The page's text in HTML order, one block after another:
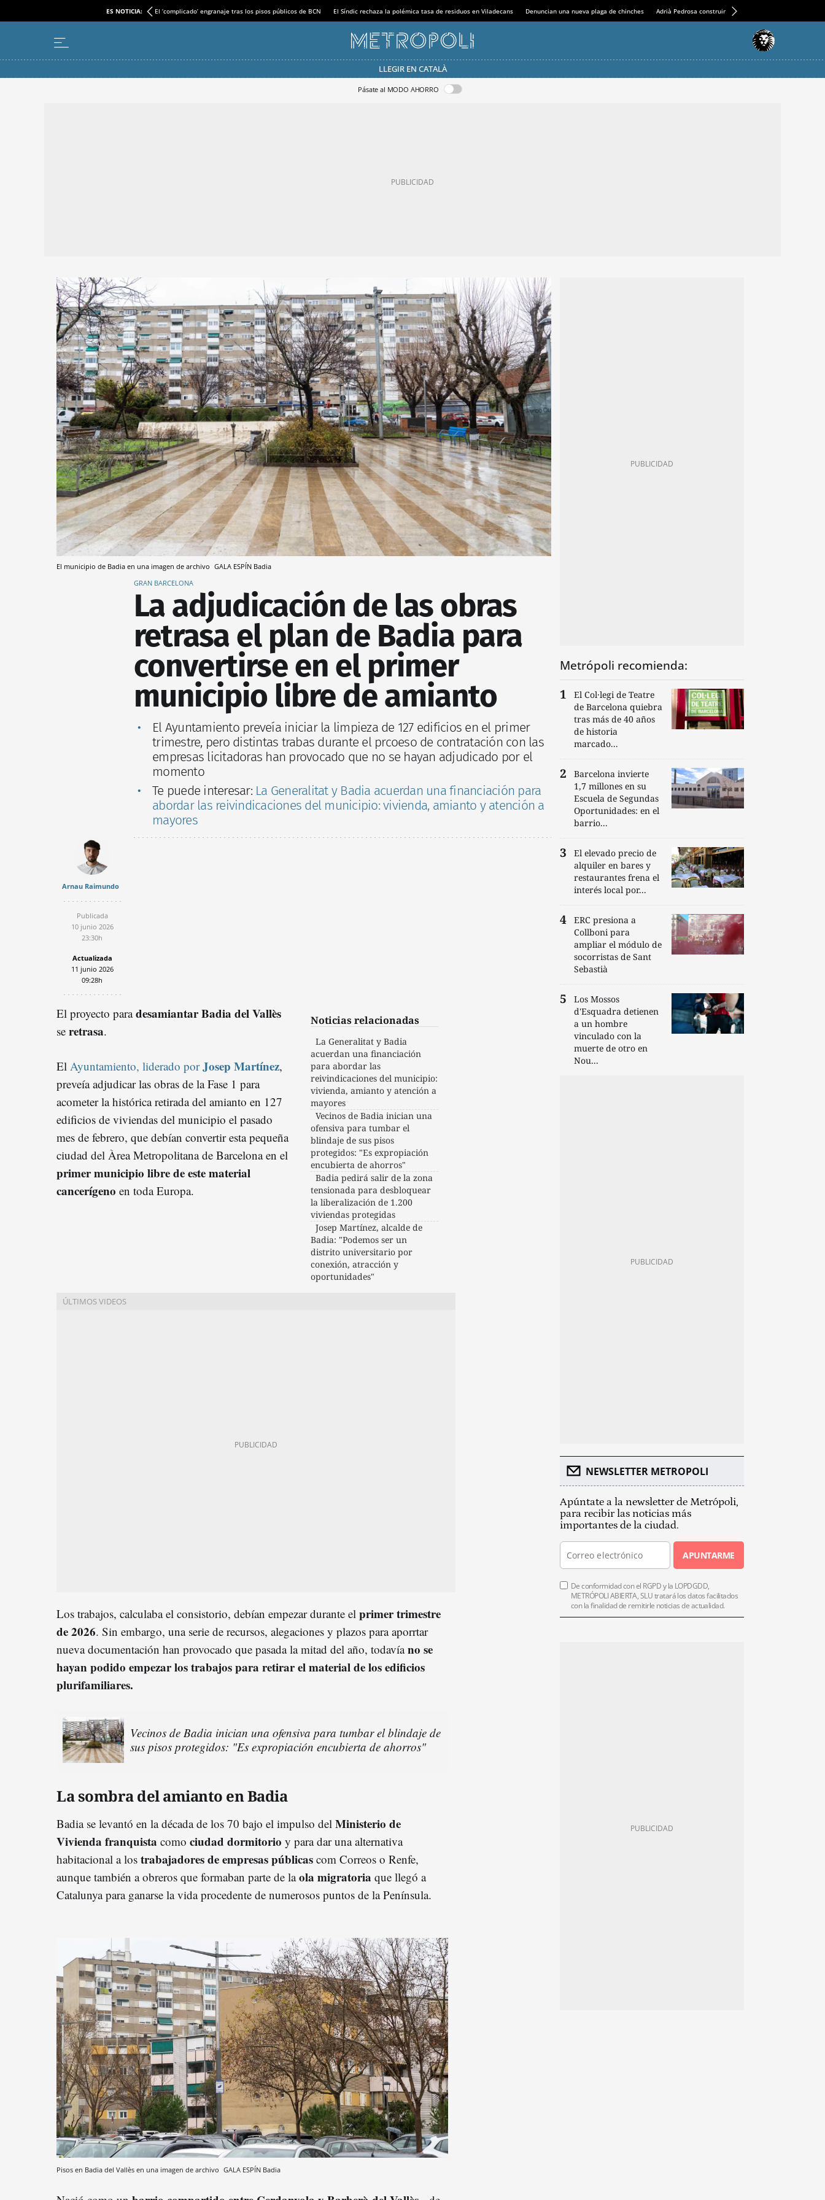
ES NOTICIA: El ‘complicado’ engranaje tras los pisos públicos de BCN El Síndic rechaza la polémica tasa de residuos en Viladecans Denuncian una nueva plaga de chinches Adrià Pedrosa construirá la nueva residencia en el
LLEGIR EN CATALÀ
Pásate al MODO AHORRO
El municipio de Badia en una imagen de archivo GALA ESPÍN Badia
GRAN BARCELONA
La adjudicación de las obras
retrasa el plan de Badia para
convertirse en el primer
municipio libre de amianto
El Ayuntamiento preveía iniciar la limpieza de 127 edificios en el primer
trimestre, pero distintas trabas durante el prcoeso de contratación con las
empresas licitadoras han provocado que no se hayan adjudicado por el
momento
Te puede interesar: La Generalitat y Badia acuerdan una financiación para
abordar las reivindicaciones del municipio: vivienda, amianto y atención a
mayores
Arnau Raimundo
Publicada
10 junio 2026
23:30h
Actualizada
11 junio 2026
09:28h
Noticias relacionadas
La Generalitat y Badia
acuerdan una financiación
para abordar las
reivindicaciones del municipio:
vivienda, amianto y atención a
mayores
Vecinos de Badia inician una
ofensiva para tumbar el
blindaje de sus pisos
protegidos: "Es expropiación
encubierta de ahorros"
Badia pedirá salir de la zona
tensionada para desbloquear
la liberalización de 1.200
viviendas protegidas
Josep Martínez, alcalde de
Badia: "Podemos ser un
distrito universitario por
conexión, atracción y
oportunidades"
El proyecto paradesamiantar Badia del Vallès
se retrasa.
El Ayuntamiento, liderado porJosep Martínez,
preveía adjudicar las obras de la Fase 1 para
acometer la histórica retirada del amianto en 127
edificios de viviendas del municipio el pasado
mes de febrero, que debían convertir esta pequeña
ciudad del Àrea Metropolitana de Barcelona en el
primer municipio libre de este material
cancerígeno en toda Europa.
Los trabajos, calculaba el consistorio, debían empezar durante el primer trimestre
de 2026. Sin embargo, una serie de recursos, alegaciones y plazos para aporrtar
nueva documentación han provocado que pasada la mitad del año, todavíano se
hayan podido empezar los trabajos para retirar el material de los edificios
plurifamiliares.
Vecinos de Badia inician una ofensiva para tumbar el blindaje de
sus pisos protegidos: "Es expropiación encubierta de ahorros"
La sombra del amianto en Badia
Badia se levantó en la década de los 70 bajo el impulso del Ministerio de
Vivienda franquista como ciudad dormitorio y para dar una alternativa
habitacional a los trabajadores de empresas públicas com Correos o Renfe,
aunque también a obreros que formaban parte de laola migratoria que llegó a
Catalunya para ganarse la vida procedente de numerosos puntos de la Península.
Pisos en Badia del Vallès en una imagen de archivo GALA ESPÍN Badia
Metrópoli recomienda:
El Col·legi de Teatre
de Barcelona quiebra
tras más de 40 años
de historia
marcado...
Barcelona invierte
1,7 millones en su
Escuela de Segundas
Oportunidades: en el
barrio...
El elevado precio de
alquiler en bares y
restaurantes frena el
interés local por...
ERC presiona a
Collboni para
ampliar el módulo de
socorristas de Sant
Sebastià
Los Mossos
d'Esquadra detienen
a un hombre
vinculado con la
muerte de otro en
Nou...
NEWSLETTER METROPOLI
Apúntate a la newsletter de Metrópoli,
para recibir las noticias más
importantes de la ciudad.
APUNTARME
De conformidad con el RGPD y la LOPDGDD,
METRÓPOLI ABIERTA, SLU tratará los datos facilitados
con la finalidad de remitirle noticias de actualidad.